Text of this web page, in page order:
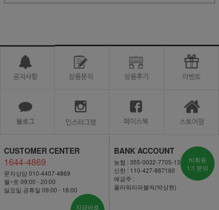
CUSTOMER CENTER
1644-4869
문자상담 010-4407-4869
월~토 09:00 - 20:00
일요일·공휴일 09:00 - 18:00
지금바로
BANK ACCOUNT
농협 : 355-0032-7705-13
신한 : 110-427-887160
예금주 :
플라워리퍼블릭(박상현)
비회원
1:1 문의